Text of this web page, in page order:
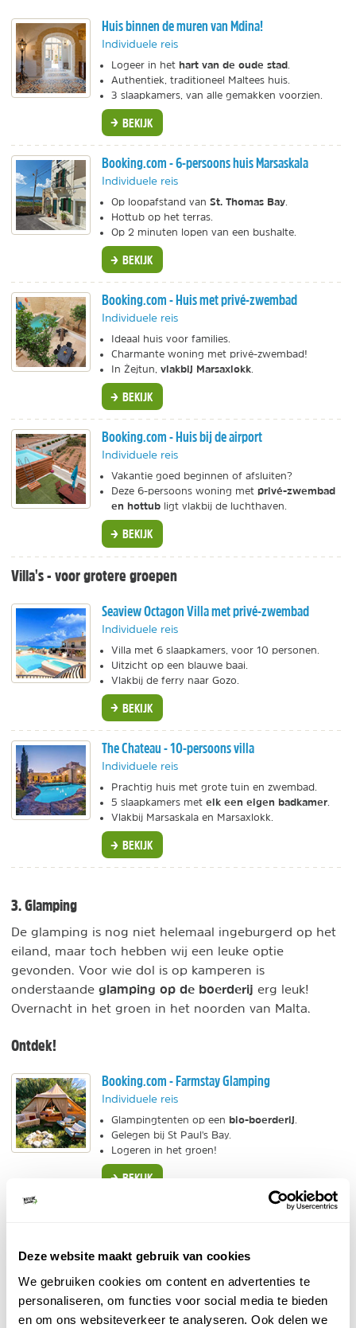
Deze website maakt gebruik van cookies
We gebruiken cookies om content en advertenties te
personaliseren, om functies voor social media te bieden
en om ons websiteverkeer te analyseren. Ook delen we
Huis binnen de muren van Mdina!
Individuele reis
Logeer in het hart van de oude stad
Authentiek, traditioneel Maltees huis.
3 slaapkamers, van alle gemakken voorzien.
BEKIJK
Booking.com - 6-persoons huis Marsaskala
Individuele reis
Op loopafstand van St. Thomas Bay
Hottub op het terras.
Op 2 minuten lopen van een bushalte.
BEKIJK
Booking.com - Huis met privé-zwembad
Individuele reis
Ideaal huis voor families.
Charmante woning met privé-zwembad!
In Żejtun, vlakbij Marsaxlokk
BEKIJK
Booking.com - Huis bij de airport
Individuele reis
Vakantie goed beginnen of afsluiten?
Deze 6-persoons woning met privé-zwembad
en hottub ligt vlakbij de luchthaven.
BEKIJK
Villa's - voor grotere groepen
Seaview Octagon Villa met privé-zwembad
Individuele reis
Villa met 6 slaapkamers, voor 10 personen.
Uitzicht op een blauwe baai.
Vlakbij de ferry naar Gozo.
BEKIJK
The Chateau - 10-persoons villa
Individuele reis
Prachtig huis met grote tuin en zwembad.
5 slaapkamers met elk een eigen badkamer
Vlakbij Marsaskala en Marsaxlokk.
BEKIJK
3. Glamping
De glamping is nog niet helemaal ingeburgerd op het
eiland, maar toch hebben wij een leuke optie
gevonden. Voor wie dol is op kamperen is
onderstaande glamping op de boerderij erg leuk!
Overnacht in het groen in het noorden van Malta.
Ontdek!
Booking.com - Farmstay Glamping
Individuele reis
Glampingtenten op een bio-boerderij
Gelegen bij St Paul's Bay.
Logeren in het groen!
BEKIJK
Het appartement is het meest voorkomende
accommodatietype op het eiland. De appartementen
hebben alles voor een comfortabel verblijf. Eigen
badkamer en keuken, vaak meerdere slaapkamers en